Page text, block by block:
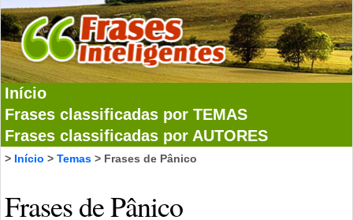
Início
Frases classificadas por TEMAS
Frases classificadas por AUTORES
> Início > Temas > Frases de Pânico
Frases de Pânico